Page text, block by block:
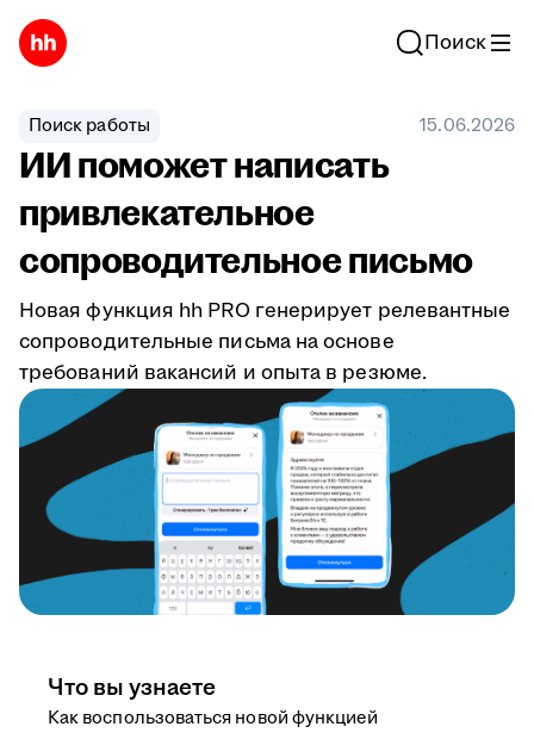
Поиск
Поиск работы 15.06.2026
ИИ поможет написать
привлекательное
сопроводительное письмо
Новая функция hh PRO генерирует релевантные
сопроводительные письма на основе
требований вакансий и опыта в резюме.
Что вы узнаете
Как воспользоваться новой функцией